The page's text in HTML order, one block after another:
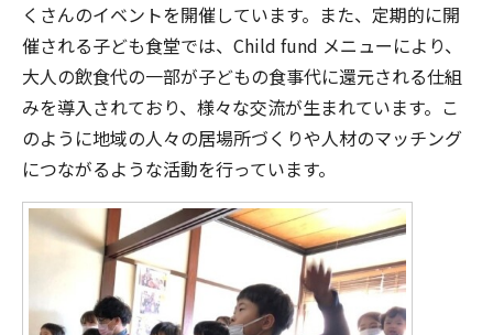
くさんのイベントを開催しています。また、定期的に開
催される子ども食堂では、Child fund メニューにより、
大人の飲食代の一部が子どもの食事代に還元される仕組
みを導入されており、様々な交流が生まれています。こ
のように地域の人々の居場所づくりや人材のマッチング
につながるような活動を行っています。